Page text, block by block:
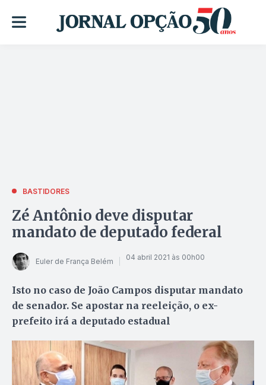
BASTIDORES
Zé Antônio deve disputar
mandato de deputado federal
Euler de França Belém 04 abril 2021 às 00h00
Isto no caso de João Campos disputar mandato
de senador. Se apostar na reeleição, o ex-
prefeito irá a deputado estadual